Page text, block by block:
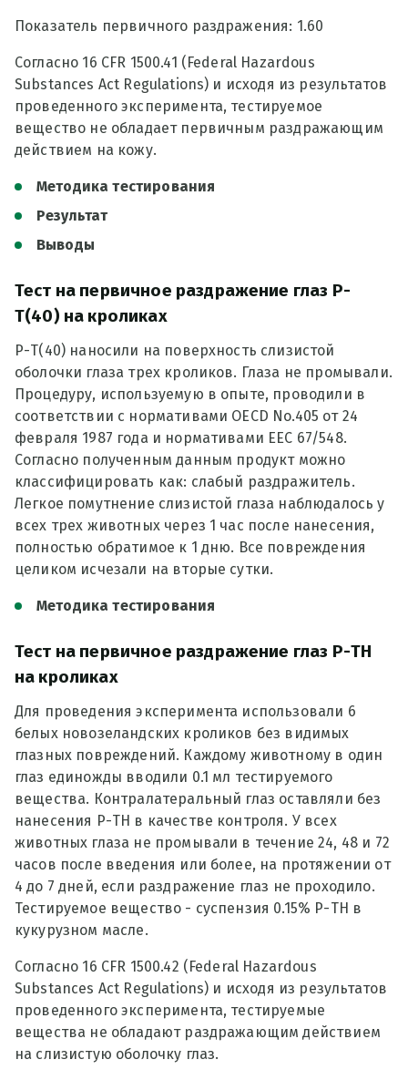
Показатель первичного раздражения: 1.60
Согласно 16 CFR 1500.41 (Federal Hazardous
Substances Act Regulations) и исходя из результатов
проведенного эксперимента, тестируемое
вещество не обладает первичным раздражающим
действием на кожу.
Методика тестирования
Результат
Выводы
Тест на первичное раздражение глаз Р-
Т(40) на кроликах
Р-Т(40) наносили на поверхность слизистой
оболочки глаза трех кроликов. Глаза не промывали.
Процедуру, используемую в опыте, проводили в
соответствии с нормативами OECD No.405 от 24
февраля 1987 года и нормативами EEC 67/548.
Согласно полученным данным продукт можно
классифицировать как: слабый раздражитель.
Легкое помутнение слизистой глаза наблюдалось у
всех трех животных через 1 час после нанесения,
полностью обратимое к 1 дню. Все повреждения
целиком исчезали на вторые сутки.
Методика тестирования
Тест на первичное раздражение глаз Р-ТН
на кроликах
Для проведения эксперимента использовали 6
белых новозеландских кроликов без видимых
глазных повреждений. Каждому животному в один
глаз единожды вводили 0.1 мл тестируемого
вещества. Контралатеральный глаз оставляли без
нанесения Р-ТН в качестве контроля. У всех
животных глаза не промывали в течение 24, 48 и 72
часов после введения или более, на протяжении от
4 до 7 дней, если раздражение глаз не проходило.
Тестируемое вещество - суспензия 0.15% Р-ТН в
кукурузном масле.
Согласно 16 CFR 1500.42 (Federal Hazardous
Substances Act Regulations) и исходя из результатов
проведенного эксперимента, тестируемые
вещества не обладают раздражающим действием
на слизистую оболочку глаз.